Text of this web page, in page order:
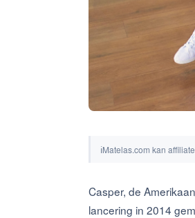
ℹMatelas.com kan
Casper, de
lancering in 2014